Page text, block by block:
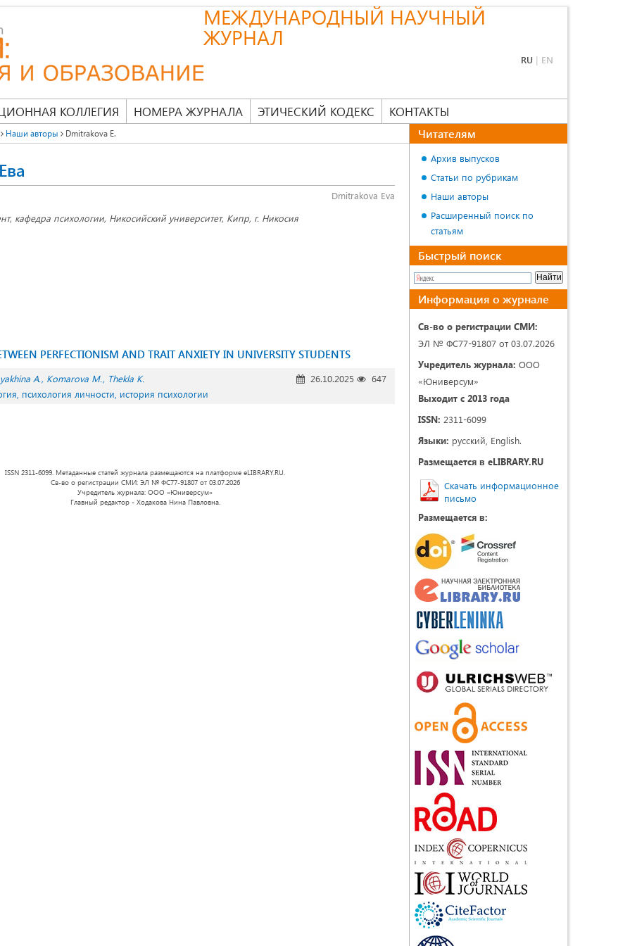
МЕЖДУНАРОДНЫЙ НАУЧНЫЙ
ЖУРНАЛ
RU | EN
КОЛЛЕГИЯ НОМЕРА ЖУРНАЛА ЭТИЧЕСКИЙ КОДЕКС КОНТАКТЫ
Наши авторы Dmitrakova E.
Dmitrakova Eva
кафедра психологии, Никосийский университет, Кипр, г. Никосия
PERFECTIONISM AND TRAIT ANXIETY IN UNIVERSITY STUDENTS
A. Komarova M. Thekla K. 26.10.2025
647
психология личности, история психологии
ISSN 2311-6099. Метаданные статей журнала размещаются на платформе eLIBRARY.RU.
Св-во о регистрации СМИ: ЭЛ № ФС77-91807 от 03.07.2026
Учредитель журнала: ООО «Юниверсум»
Главный редактор - Ходакова Нина Павловна.
Читателям
Архив выпусков
Статьи по рубрикам
Наши авторы
Расширенный поиск по
статьям
Быстрый поиск
Информация о журнале
Св-во о регистрации СМИ:
ЭЛ № ФС77-91807 от 03.07.2026
Учредитель журнала: ООО
«Юниверсум»
Выходит с 2013 года
ISSN: 2311-6099
Языки: русский, English.
Размещается в eLIBRARY.RU
Скачать информационное
письмо
Размещается в: